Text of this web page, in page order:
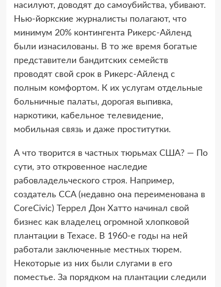
насилуют, доводят до самоубийства, убивают.
Нью-йоркские журналисты полагают, что
минимум 20% контингента Рикерс-Айленд
были изнасилованы. В то же время богатые
представители бандитских семейств
проводят свой срок в Рикерс-Айленд с
полным комфортом. К их услугам отдельные
больничные палаты, дорогая выпивка,
наркотики, кабельное телевидение,
мобильная связь и даже проститутки.
А что творится в частных тюрьмах США? — По
сути, это откровенное наследие
рабовладельческого строя. Например,
создатель CCA (недавно она переименована в
CoreCivic) Террел Дон Хатто начинал свой
бизнес как владелец огромной хлопковой
плантации в Техасе. В 1960-е годы на ней
работали заключенные местных тюрем.
Некоторые из них были слугами в его
поместье. За порядком на плантации следили